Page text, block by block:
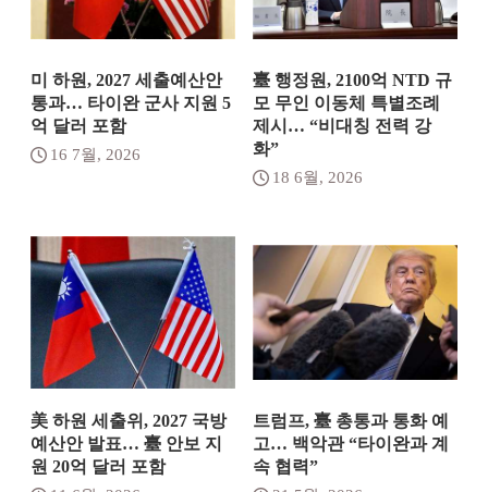
미 하원, 2027 세출예산안
통과… 타이완 군사 지원 5
억 달러 포함
16 7월, 2026
臺 행정원, 2100억 NTD 규
모 무인 이동체 특별조례
제시… “비대칭 전력 강
화”
18 6월, 2026
美 하원 세출위, 2027 국방
예산안 발표… 臺 안보 지
원 20억 달러 포함
트럼프, 臺 총통과 통화 예
고… 백악관 “타이완과 계
속 협력”